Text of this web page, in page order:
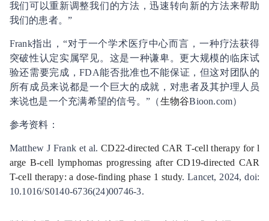
我们可以重新调整我们的方法，迅速转向新的方法来帮助
我们的患者。”
Frank指出，“对于一个学术医疗中心而言，一种疗法获得
突破性认定实属罕见。这是一种谦卑。更大规模的临床试
验还需要完成，FDA能否批准也不能保证，但这对团队的
所有成员来说都是一个巨大的成就，对患者及其护理人员
来说也是一个充满希望的信号。”（生物谷Bioon.com）
参考资料：
Matthew J Frank et al.CD22-directed CAR T-cell therapy for l
arge B-cell lymphomas progressing after CD19-directed CAR
T-cell therapy: a dose-finding phase 1 study. Lancet, 2024, doi:
10.1016/S0140-6736(24)00746-3.